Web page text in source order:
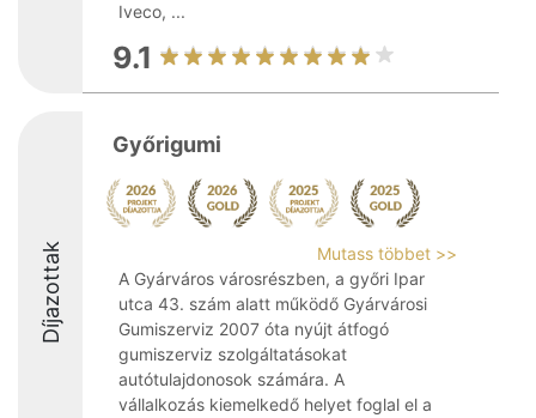
Iveco, ...
9.1
Díjazottak
Győrigumi
Mutass többet >>
A Gyárváros városrészben, a győri Ipar
utca 43. szám alatt működő Gyárvárosi
Gumiszerviz 2007 óta nyújt átfogó
gumiszerviz szolgáltatásokat
autótulajdonosok számára. A
vállalkozás kiemelkedő helyet foglal el a